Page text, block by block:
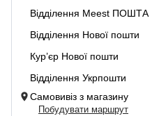
Відділення Meest ПОШТА
Відділення Нової пошти
Кур’єр Нової пошти
Відділення Укрпошти
Самовивіз з магазину
Побудувати маршрут